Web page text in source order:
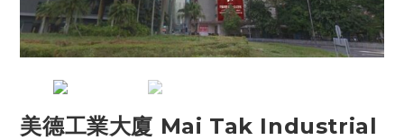
美德工業大廈 Mai Tak Industrial